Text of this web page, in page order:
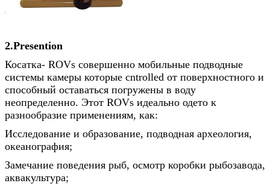
2.Presention
Косатка- ROVs совершенно мобильные подводные
системы камеры которые cntrolled от поверхностного и
способный оставаться погружены в воду
неопределенно. Этот ROVs идеально одето к
разнообразие применениям, как:
Исследование и образование, подводная археология,
океанография;
Замечание поведения рыб, осмотр коробки рыбозавода,
аквакультура;